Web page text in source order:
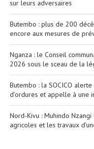
sur leurs adversaires
Butembo : plus de 200
encore aux mesures de
Nganza : le Conseil
2026 sous le sceau de la
Butembo : la SOCICO
d’ordures et appelle à une
Nord-Kivu : Muhindo
agricoles et les travaux